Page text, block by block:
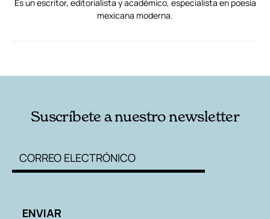
Es un escritor, editorialista y académico, especialista en poesía
mexicana moderna.
Suscríbete a nuestro newsletter